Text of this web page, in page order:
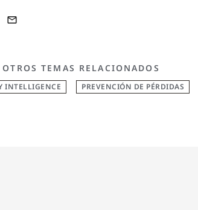
OTROS TEMAS RELACIONADOS
INTELLIGENCE PREVENCIÓN DE PÉRDIDAS